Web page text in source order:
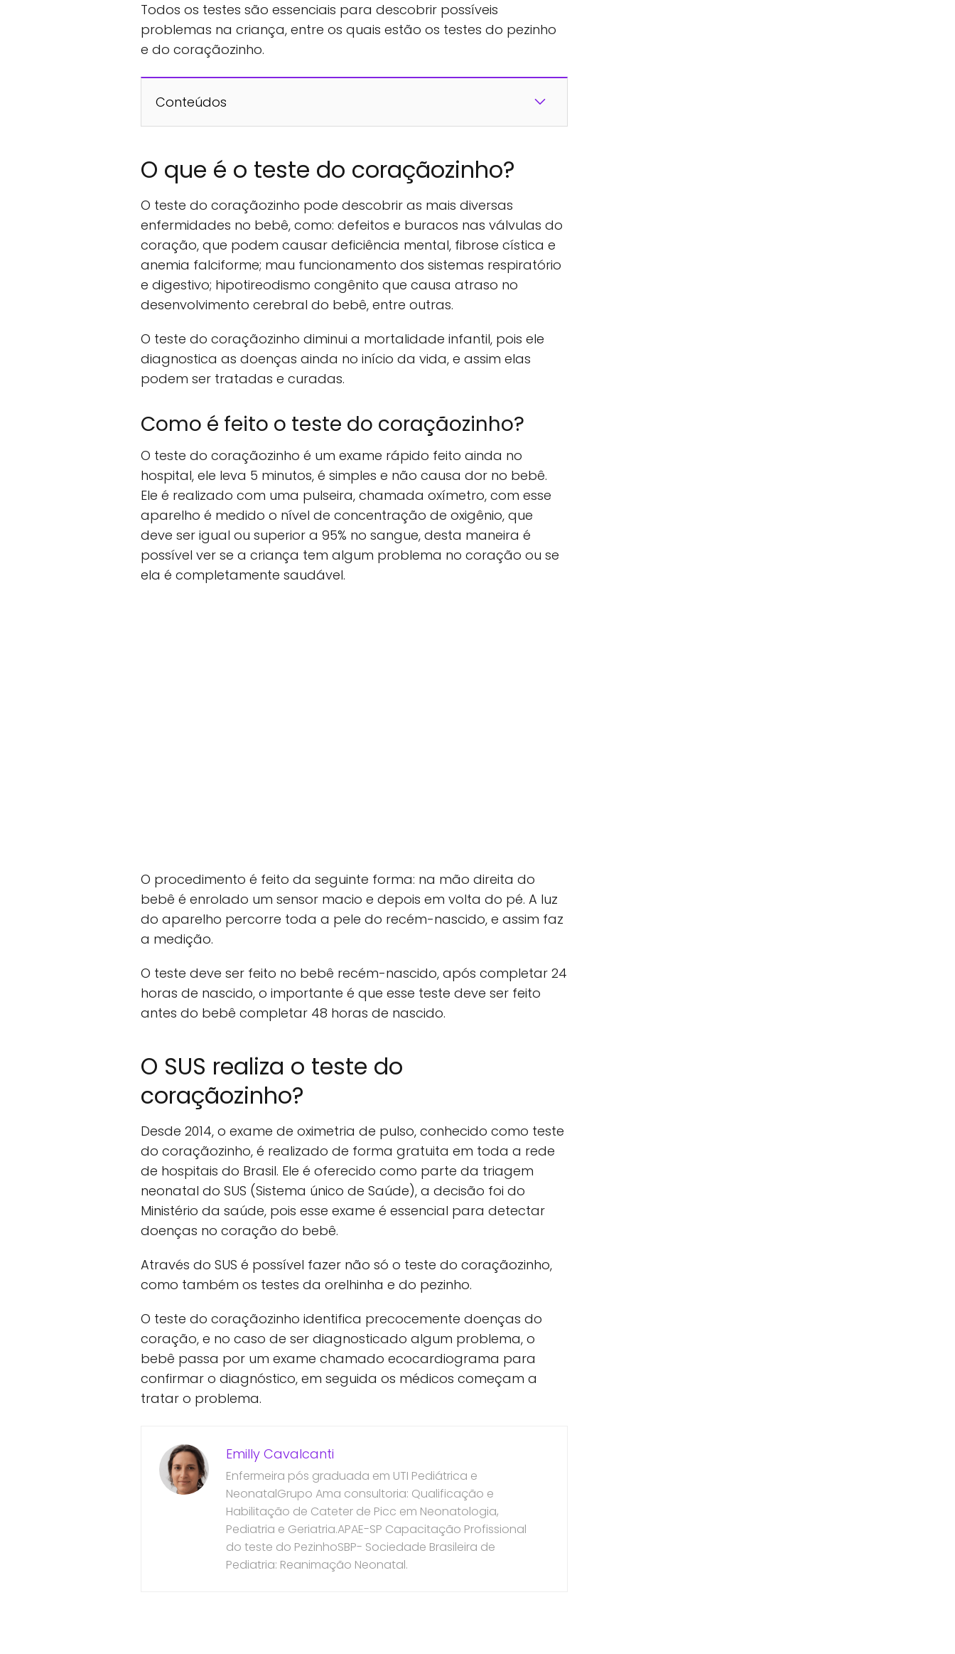
Todos os testes são essenciais para descobrir possíveis
problemas na criança, entre os quais estão os testes do pezinho
e do coraçãozinho.
Conteúdos
O que é o teste do coraçãozinho?
O teste do coraçãozinho pode descobrir as mais diversas
enfermidades no bebê, como: defeitos e buracos nas válvulas do
coração, que podem causar deficiência mental, fibrose cística e
anemia falciforme; mau funcionamento dos sistemas respiratório
e digestivo; hipotireodismo congênito que causa atraso no
desenvolvimento cerebral do bebê, entre outras.
O teste do coraçãozinho diminui a mortalidade infantil, pois ele
diagnostica as doenças ainda no início da vida, e assim elas
podem ser tratadas e curadas.
Como é feito o teste do coraçãozinho?
O teste do coraçãozinho é um exame rápido feito ainda no
hospital, ele leva 5 minutos, é simples e não causa dor no bebê.
Ele é realizado com uma pulseira, chamada oxímetro, com esse
aparelho é medido o nível de concentração de oxigênio, que
deve ser igual ou superior a 95% no sangue, desta maneira é
possível ver se a criança tem algum problema no coração ou se
ela é completamente saudável.
O procedimento é feito da seguinte forma: na mão direita do
bebê é enrolado um sensor macio e depois em volta do pé. A luz
do aparelho percorre toda a pele do recém-nascido, e assim faz
a medição.
O teste deve ser feito no bebê recém-nascido, após completar 24
horas de nascido, o importante é que esse teste deve ser feito
antes do bebê completar 48 horas de nascido.
O SUS realiza o teste do
coraçãozinho?
Desde 2014, o exame de oximetria de pulso, conhecido como teste
do coraçãozinho, é realizado de forma gratuita em toda a rede
de hospitais do Brasil. Ele é oferecido como parte da triagem
neonatal do SUS (Sistema único de Saúde), a decisão foi do
Ministério da saúde, pois esse exame é essencial para detectar
doenças no coração do bebê.
Através do SUS é possível fazer não só o teste do coraçãozinho,
como também os testes da orelhinha e do pezinho.
O teste do coraçãozinho identifica precocemente doenças do
coração, e no caso de ser diagnosticado algum problema, o
bebê passa por um exame chamado ecocardiograma para
confirmar o diagnóstico, em seguida os médicos começam a
tratar o problema.
Emilly Cavalcanti
Enfermeira pós graduada em UTI Pediátrica e
NeonatalGrupo Ama consultoria: Qualificação e
Habilitação de Cateter de Picc em Neonatologia,
Pediatria e Geriatria.APAE-SP Capacitação Profissional
do teste do PezinhoSBP- Sociedade Brasileira de
Pediatria: Reanimação Neonatal.